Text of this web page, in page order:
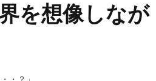
を想像しなが